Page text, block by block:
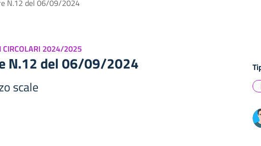
N.12 del 06/09/2024
CIRCOLARI 2024/2025
N.12 del 06/09/2024
scale